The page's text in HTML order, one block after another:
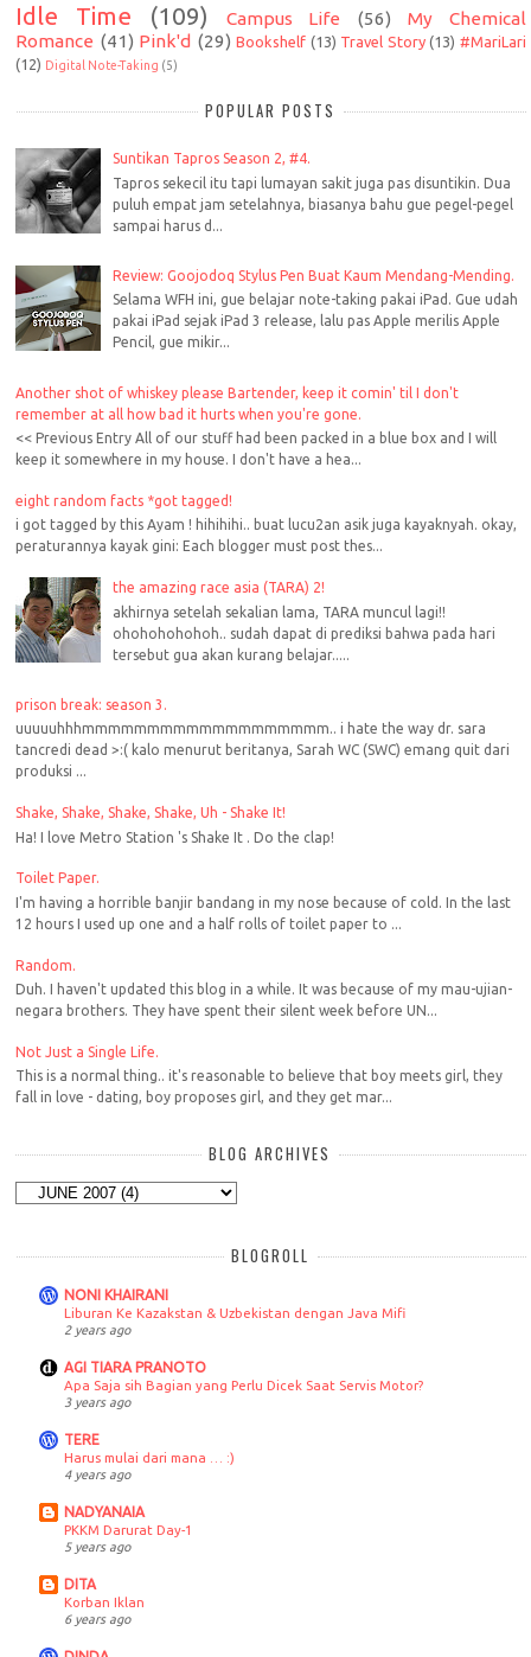
Idle Time (109) Campus Life (56)
My Chemical
Romance (41) Pink'd (29) Bookshelf (13) Travel Story (13) #MariLari
(12) Digital Note-Taking (5)
POPULAR POSTS
Suntikan Tapros Season 2, #4.
Tapros sekecil itu tapi lumayan sakit juga pas disuntikin. Dua
puluh empat jam setelahnya, biasanya bahu gue pegel-pegel
sampai harus d...
Review: Goojodoq Stylus Pen Buat Kaum Mendang-Mending.
Selama WFH ini, gue belajar note-taking pakai iPad. Gue udah
pakai iPad sejak iPad 3 release, lalu pas Apple merilis Apple
Pencil, gue mikir...
Another shot of whiskey please Bartender, keep it comin' til I don't
remember at all how bad it hurts when you're gone.
<< Previous Entry All of our stuff had been packed in a blue box and I will
keep it somewhere in my house. I don't have a hea...
eight random facts *got tagged!
i got tagged by this Ayam ! hihihihi.. buat lucu2an asik juga kayaknyah. okay,
peraturannya kayak gini: Each blogger must post thes...
the amazing race asia (TARA) 2!
akhirnya setelah sekalian lama, TARA muncul lagi!!
ohohohohohoh.. sudah dapat di prediksi bahwa pada hari
tersebut gua akan kurang belajar.....
prison break: season 3.
uuuuuhhhmmmmmmmmmmmmmmmmmmm.. i hate the way dr. sara
tancredi dead >:( kalo menurut beritanya, Sarah WC (SWC) emang quit dari
produksi ...
Shake, Shake, Shake, Shake, Uh - Shake It!
Ha! I love Metro Station 's Shake It . Do the clap!
Toilet Paper.
I'm having a horrible banjir bandang in my nose because of cold. In the last
12 hours I used up one and a half rolls of toilet paper to ...
Random.
Duh. I haven't updated this blog in a while. It was because of my mau-ujian-
negara brothers. They have spent their silent week before UN...
Not Just a Single Life.
This is a normal thing.. it's reasonable to believe that boy meets girl, they
fall in love - dating, boy proposes girl, and they get mar...
BLOG ARCHIVES
BLOGROLL
NONI KHAIRANI
Liburan Ke Kazakstan & Uzbekistan dengan Java Mifi
2 years ago
AGI TIARA PRANOTO
Apa Saja sih Bagian yang Perlu Dicek Saat Servis Motor?
3 years ago
TERE
Harus mulai dari mana … :)
4 years ago
NADYANAIA
PKKM Darurat Day-1
5 years ago
DITA
Korban Iklan
6 years ago